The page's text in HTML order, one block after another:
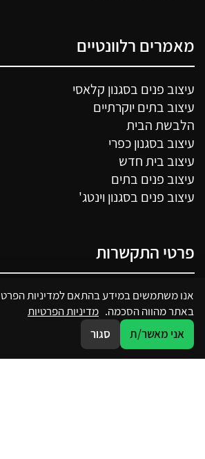
מאמרים רלוונטיים
עיצוב פנים בסגנון קלאסי
עיצוב בתים יוקרתיים
הלבשת הבית
עיצוב בסגנון כפרי
עיצוב בית חדש
עיצוב פנים בתים
עיצוב פנים בסגנון וינטג'
פרטי התקשרות
050-7250341
מבצע דקל 22, פתח תקווה
sharon@sharondavid.co.il
אנו משתמשים במידע בהתאם למדיניות
באתר מהווה הסכמה. מדיניות הפרטיות
אני מאשר/ת
סגור